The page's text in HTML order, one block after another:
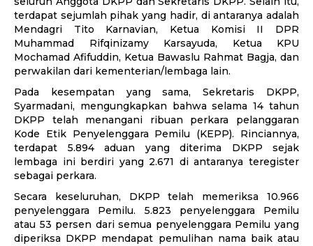
terdapat sejumlah pihak yang hadir, di antaranya adalah
Mendagri Tito Karnavian, Ketua Komisi II DPR
Muhammad Rifqinizamy Karsayuda, Ketua KPU
Mochamad Afifuddin, Ketua Bawaslu Rahmat Bagja, dan
perwakilan dari kementerian/lembaga lain.
Pada kesempatan yang sama, Sekretaris DKPP,
Syarmadani, mengungkapkan bahwa selama 14 tahun
DKPP telah menangani ribuan perkara pelanggaran
Kode Etik Penyelenggara Pemilu (KEPP). Rinciannya,
terdapat 5.894 aduan yang diterima DKPP sejak
lembaga ini berdiri yang 2.671 di antaranya teregister
sebagai perkara.
Secara keseluruhan, DKPP telah memeriksa 10.966
penyelenggara Pemilu. 5.823 penyelenggara Pemilu
atau 53 persen dari semua penyelenggara Pemilu yang
diperiksa DKPP mendapat pemulihan nama baik atau